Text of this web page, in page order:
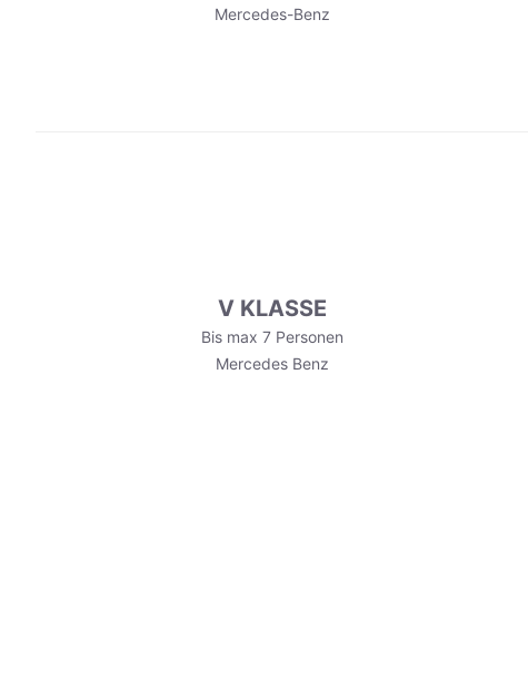
Mercedes-Benz
V KLASSE
Bis max 7 Personen
Mercedes Benz